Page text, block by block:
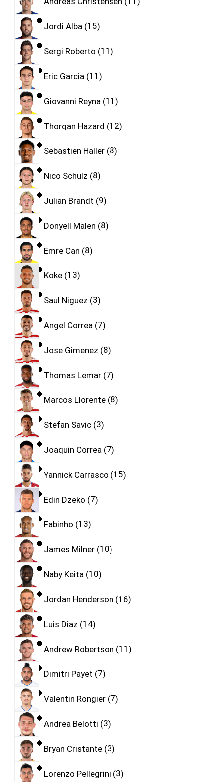
Jordi Alba 15
Sergi Roberto 11
Eric Garcia 11
Giovanni Reyna 11
Thorgan Hazard 12
Sebastien Haller 8
Nico Schulz 8
Julian Brandt 9
Donyell Malen 8
Emre Can 8
Koke 13
Saul Niguez 3
Angel Correa 7
Jose Gimenez 8
Thomas Lemar 7
Marcos Llorente 8
Stefan Savic 3
Joaquin Correa 7
Yannick Carrasco 15
Edin Dzeko 7
Fabinho 13
James Milner 10
Naby Keita 10
Jordan Henderson 16
Luis Diaz 14
Andrew Robertson 11
Dimitri Payet 7
Valentin Rongier 7
Andrea Belotti 3
Bryan Cristante 3
Lorenzo Pellegrini 3